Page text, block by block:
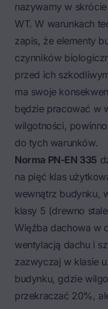
nazywamy w
WT. W warunkach
zapis, że elementy
czynników
przed ich
ma swoje
będzie pracować w
wilgotności,
do tych warunków.
Norma PN-EN 335
na pięć klas
wewnątrz budynku,
klasy 5 (drewno
Więźba dachowa w
wentylacją dachu i
zazwyczaj w klasie
budynku, gdzie
przekraczać 20%,